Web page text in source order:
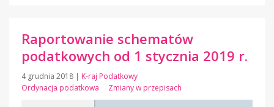
Raportowanie schematów
podatkowych od 1 stycznia 2019 r.
4 grudnia 2018 | K-raj Podatkowy
Ordynacja podatkowa
Zmiany w przepisach